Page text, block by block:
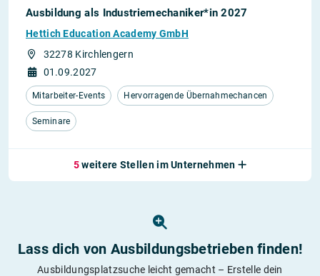
Ausbildung als Industrie­mechaniker*in 2027
Hettich Education Academy GmbH
32278 Kirchlengern
01.09.2027
Mitarbeiter-Events Hervorragende Übernahmechancen
Seminare
5weitere Stellen im Unternehmen
Lass dich von Ausbildungs­betrieben finden!
Ausbildungsplatzsuche leicht gemacht – Erstelle dein